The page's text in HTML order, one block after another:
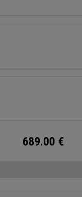
689.00 €